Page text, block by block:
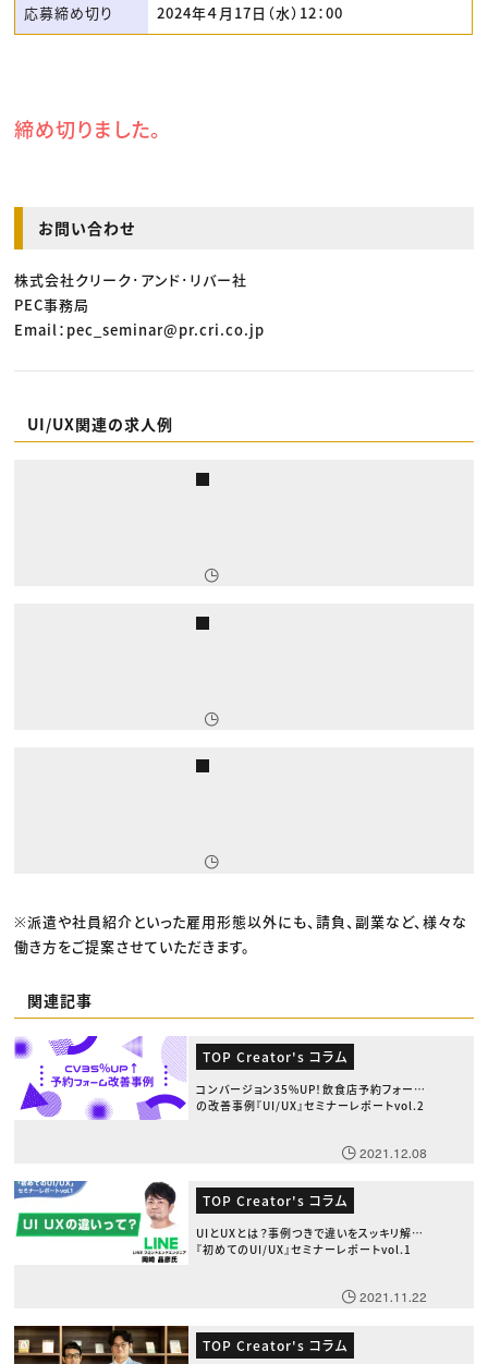
応募締め切り 2024年４月17日（水）12：00
締め切りました。
お問い合わせ
株式会社クリーク･アンド･リバー社
PEC事務局
Email：pec_seminar@pr.cri.co.jp
UI/UX関連の求人例
※派遣や社員紹介といった雇用形態以外にも、請負、副業など、様々な
働き方をご提案させていただきます。
関連記事
TOP Creator's コラム
コンバージョン35%UP！飲食店予約フォーム
の改善事例『UI/UX』セミナーレポートvol.2
2021.12.08
TOP Creator's コラム
UIとUXとは？事例つきで違いをスッキリ解説
『初めてのUI/UX』セミナーレポートvol.1
2021.11.22
TOP Creator's コラム